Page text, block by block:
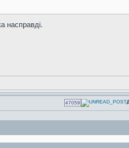
насправді.
47059